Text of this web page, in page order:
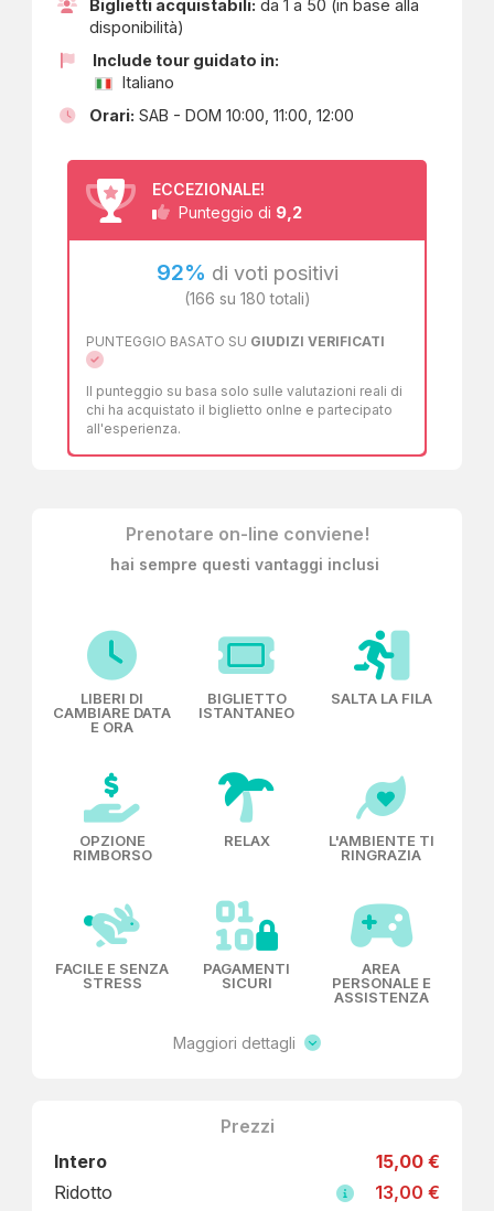
scientifico, è una straordinaria trama di storie da vivere.
tutti i tesori custoditi in ogni angolo della Campania, una
regione ricca di storia e cultura, ma siamo in continua
espansione per portare sempre più bellezza nelle vostre
smartphone le porte di un patrimonio meraviglioso.
Biglietti acquistabili: da 1 a 50 (in base alla
disponibilità)
Include tour guidato in:
Italiano
Orari: SAB - DOM 10:00, 11:00, 12:00
ECCEZIONALE!
Punteggio di 9,2
92% di voti positivi
(166 su 180 totali)
PUNTEGGIO BASATO SU GIUDIZI VERIFICATI
Il punteggio su basa solo sulle valutazioni reali di
chi ha acquistato il biglietto onlne e partecipato
all'esperienza.
Prenotare on-line conviene!
hai sempre questi vantaggi inclusi
LIBERI DI
CAMBIARE DATA
E ORA
BIGLIETTO
ISTANTANEO
SALTA LA FILA
OPZIONE
RIMBORSO
RELAX
L'AMBIENTE TI
RINGRAZIA
FACILE E SENZA
STRESS
PAGAMENTI
SICURI
AREA
PERSONALE E
ASSISTENZA
Maggiori dettagli
Prezzi
Intero
15,00 €
Ridotto
13,00 €